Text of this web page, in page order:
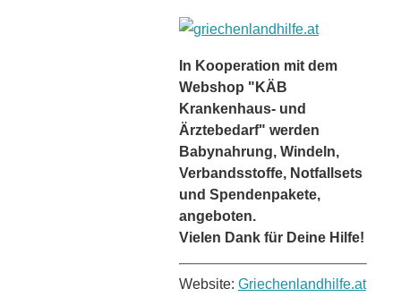
In Kooperation mit dem
Webshop "KÄB
Krankenhaus- und
Ärztebedarf" werden
Babynahrung, Windeln,
Verbandsstoffe, Notfallsets
und Spendenpakete,
angeboten.
Vielen Dank für Deine Hilfe!
Website: Griechenlandhilfe.at